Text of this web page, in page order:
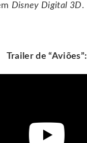
Disney Digital 3D.
Trailer de “Aviões”: